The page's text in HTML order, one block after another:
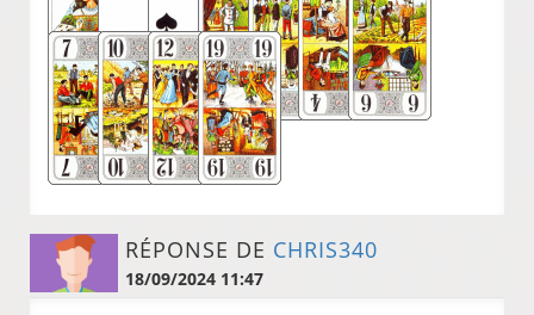
RÉPONSE DE CHRIS340
18/09/2024 11:47